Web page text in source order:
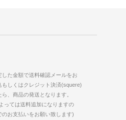
た金額で送料確認メールをお
しくはクレジット決済(squere)
、商品の発送となります。
っては送料追加になりますの
お支払いをお願い致します)